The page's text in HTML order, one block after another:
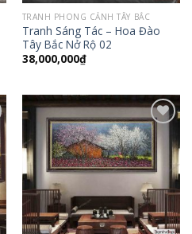
TRANH PHONG CẢNH TÂY BẮC
Tranh Sáng Tác – Hoa Đào
Tây Bắc Nở Rộ 02
38,000,000₫
Add to
Wishlist